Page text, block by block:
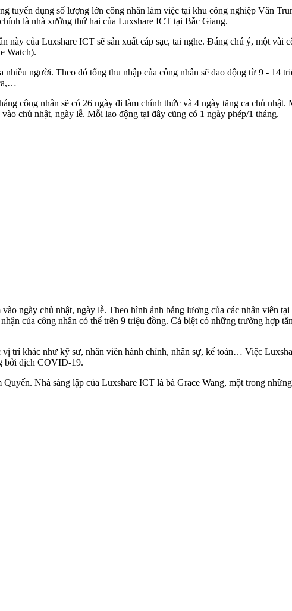
tuyển dụng số lượng lớn công nhân làm việc tại khu công nghiệp Vân
là nhà xưởng thứ hai của Luxshare ICT tại Bắc Giang.
của Luxshare ICT sẽ sản xuất cáp sạc, tai nghe. Đáng chú ý, một vài
Watch).
người. Theo đó tổng thu nhập của công nhân sẽ dao động từ 9 - 14
công nhân sẽ có 26 ngày đi làm chính thức và 4 ngày tăng ca chủ
chủ nhật, ngày lễ. Mỗi lao động tại đây cũng có 1 ngày phép/1 tháng.
ngày chủ nhật, ngày lễ. Theo hình ảnh bảng lương của các nhân viên
của công nhân có thể trên 9 triệu đồng. Cá biệt có những trường hợp
trí khác như kỹ sư, nhân viên hành chính, nhân sự, kế toán… Việc
bởi dịch COVID-19.
Nhà sáng lập của Luxshare ICT là bà Grace Wang, một trong